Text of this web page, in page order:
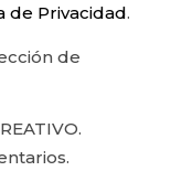
de Privacidad.
de